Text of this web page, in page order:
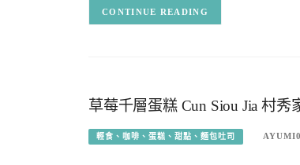
CONTINUE READING
草莓千層蛋糕 Cun Siou Jia 村
輕食、咖啡、蛋糕、甜點、麵包吐司